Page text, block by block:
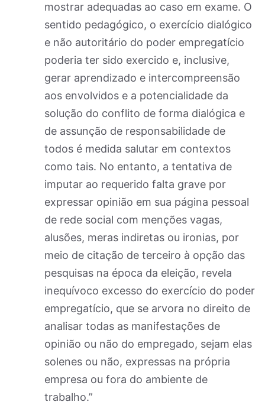
mostrar adequadas ao caso em exame. O
sentido pedagógico, o exercício dialógico
e não autoritário do poder empregatício
poderia ter sido exercido e, inclusive,
gerar aprendizado e intercompreensão
aos envolvidos e a potencialidade da
solução do conflito de forma dialógica e
de assunção de responsabilidade de
todos é medida salutar em contextos
como tais. No entanto, a tentativa de
imputar ao requerido falta grave por
expressar opinião em sua página pessoal
de rede social com menções vagas,
alusões, meras indiretas ou ironias, por
meio de citação de terceiro à opção das
pesquisas na época da eleição, revela
inequívoco excesso do exercício do poder
empregatício, que se arvora no direito de
analisar todas as manifestações de
opinião ou não do empregado, sejam elas
solenes ou não, expressas na própria
empresa ou fora do ambiente de
trabalho.”